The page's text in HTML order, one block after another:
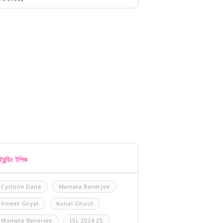
টপিক
Cyclone Dana Mamata Banerjee
Vineet Goyal Kunal Ghosh
Mamata Banerjee ISL 2024 25